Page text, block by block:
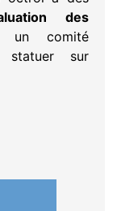
des
comité
statuer sur